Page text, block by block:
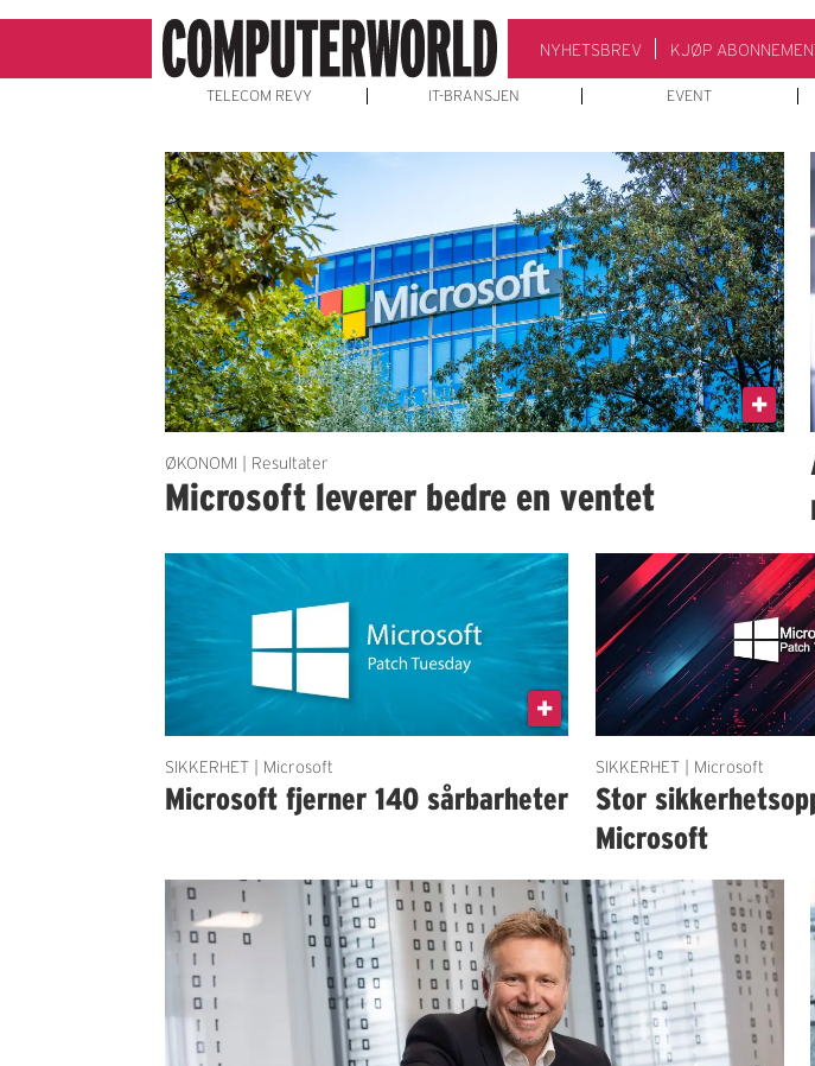
NYHETSBREV KJØP
TELECOM REVY IT-BRANSJEN EVENT
ØKONOMI | Resultater
Microsoft leverer bedre en ventet
SIKKERHET | Microsoft
Microsoft fjerner 140 sårbarheter
SIKKERHET | Microsoft
Stor
Microsoft